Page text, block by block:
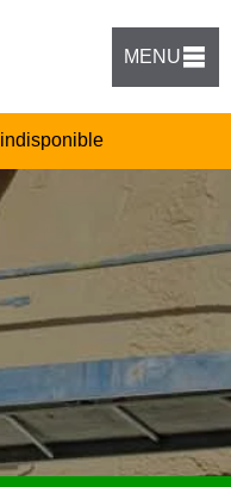
MENU
indisponible